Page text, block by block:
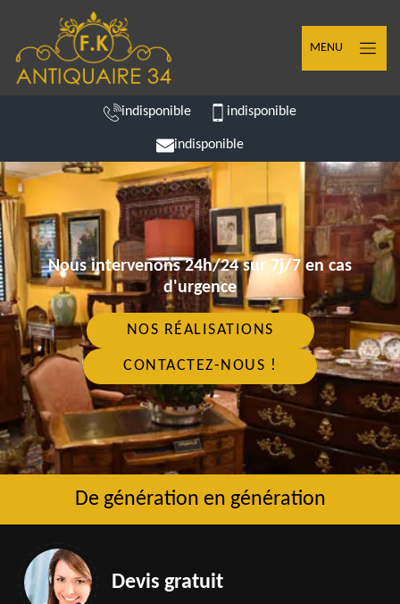
MENU
indisponible indisponible
indisponible
Nous intervenons 24h/24 sur 7j/7 en cas
d'urgence
NOS RÉALISATIONS
CONTACTEZ-NOUS !
De génération en génération
Devis gratuit